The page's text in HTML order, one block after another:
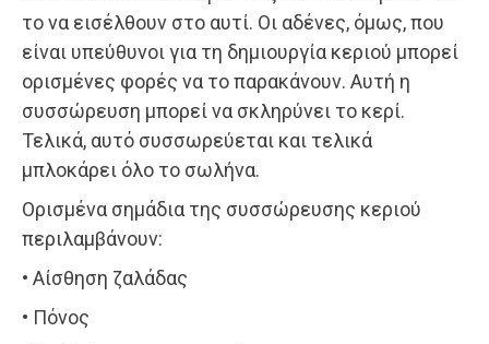
το να εισέλθουν στο αυτί. Οι αδένες, όμως, που
είναι υπεύθυνοι για τη δημιουργία κεριού μπορεί
ορισμένες φορές να το παρακάνουν. Αυτή η
συσσώρευση μπορεί να σκληρύνει το κερί.
Τελικά, αυτό συσσωρεύεται και τελικά
μπλοκάρει όλο το σωλήνα.
Ορισμένα σημάδια της συσσώρευσης κεριού
περιλαμβάνουν:
• Αίσθηση ζαλάδας
• Πόνος